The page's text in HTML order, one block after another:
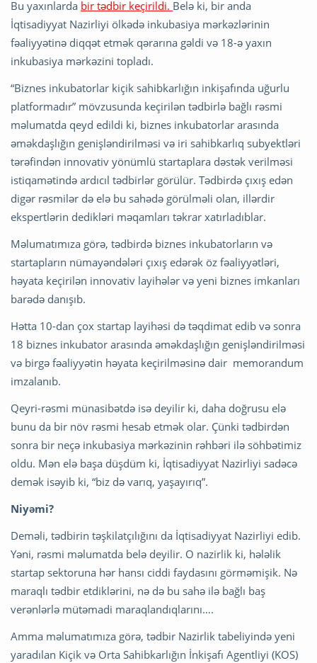
Bu yaxınlarda bir tədbir keçirildi. Belə ki, bir anda
İqtisadiyyat Nazirliyi ölkədə inkubasiya mərkəzlərinin
fəaliyyətinə diqqət etmək qərarına gəldi və 18-ə yaxın
inkubasiya mərkəzini topladı.
“Biznes inkubatorlar kiçik sahibkarlığın inkişafında uğurlu
platformadır” mövzusunda keçirilən tədbirlə bağlı rəsmi
məlumatda qeyd edildi ki, biznes inkubatorlar arasında
əməkdaşlığın genişləndirilməsi və iri sahibkarlıq subyektləri
tərəfindən innovativ yönümlü startaplara dəstək verilməsi
istiqamətində ardıcıl tədbirlər görülür. Tədbirdə çıxış edən
digər rəsmilər də elə bu sahədə görülməli olan, illərdir
ekspertlərin dedikləri məqamları təkrar xatırladıblar.
Məlumatımıza görə, tədbirdə biznes inkubatorların və
startapların nümayəndələri çıxış edərək öz fəaliyyətləri,
həyata keçirilən innovativ layihələr və yeni biznes imkanları
barədə danışıb.
Hətta 10-dan çox startap layihəsi də təqdimat edib və sonra
18 biznes inkubator arasında əməkdaşlığın genişləndirilməsi
və birgə fəaliyyətin həyata keçirilməsinə dair memorandum
imzalanıb.
Qeyri-rəsmi münasibətdə isə deyilir ki, daha doğrusu elə
bunu da bir növ rəsmi hesab etmək olar. Çünki tədbirdən
sonra bir neçə inkubasiya mərkəzinin rəhbəri ilə söhbətimiz
oldu. Mən elə başa düşdüm ki, İqtisadiyyat Nazirliyi sadəcə
demək isəyib ki, “biz də varıq, yaşayırıq”.
Niyəmi?
Deməli, tədbirin təşkilatçılığını da İqtisadiyyat Nazirliyi edib.
Yəni, rəsmi məlumatda belə deyilir. O nazirlik ki, hələlik
startap sektoruna hər hansı ciddi faydasını görməmişik. Nə
maraqlı tədbir etdiklərini, nə də bu sahə ilə bağlı baş
verənlərlə mütəmadi maraqlandıqlarını….
Amma məlumatımıza görə, tədbir Nazirlik tabeliyində yeni
yaradılan Kiçik və Orta Sahibkarlığın İnkişafı Agentliyi (KOS)